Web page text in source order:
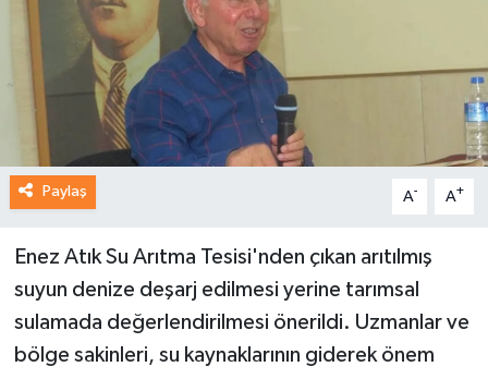
Paylaş A- A+
Enez Atık Su Arıtma Tesisi'nden çıkan arıtılmış
suyun denize deşarj edilmesi yerine tarımsal
sulamada değerlendirilmesi önerildi. Uzmanlar ve
bölge sakinleri, su kaynaklarının giderek önem